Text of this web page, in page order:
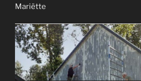
Mariëtte